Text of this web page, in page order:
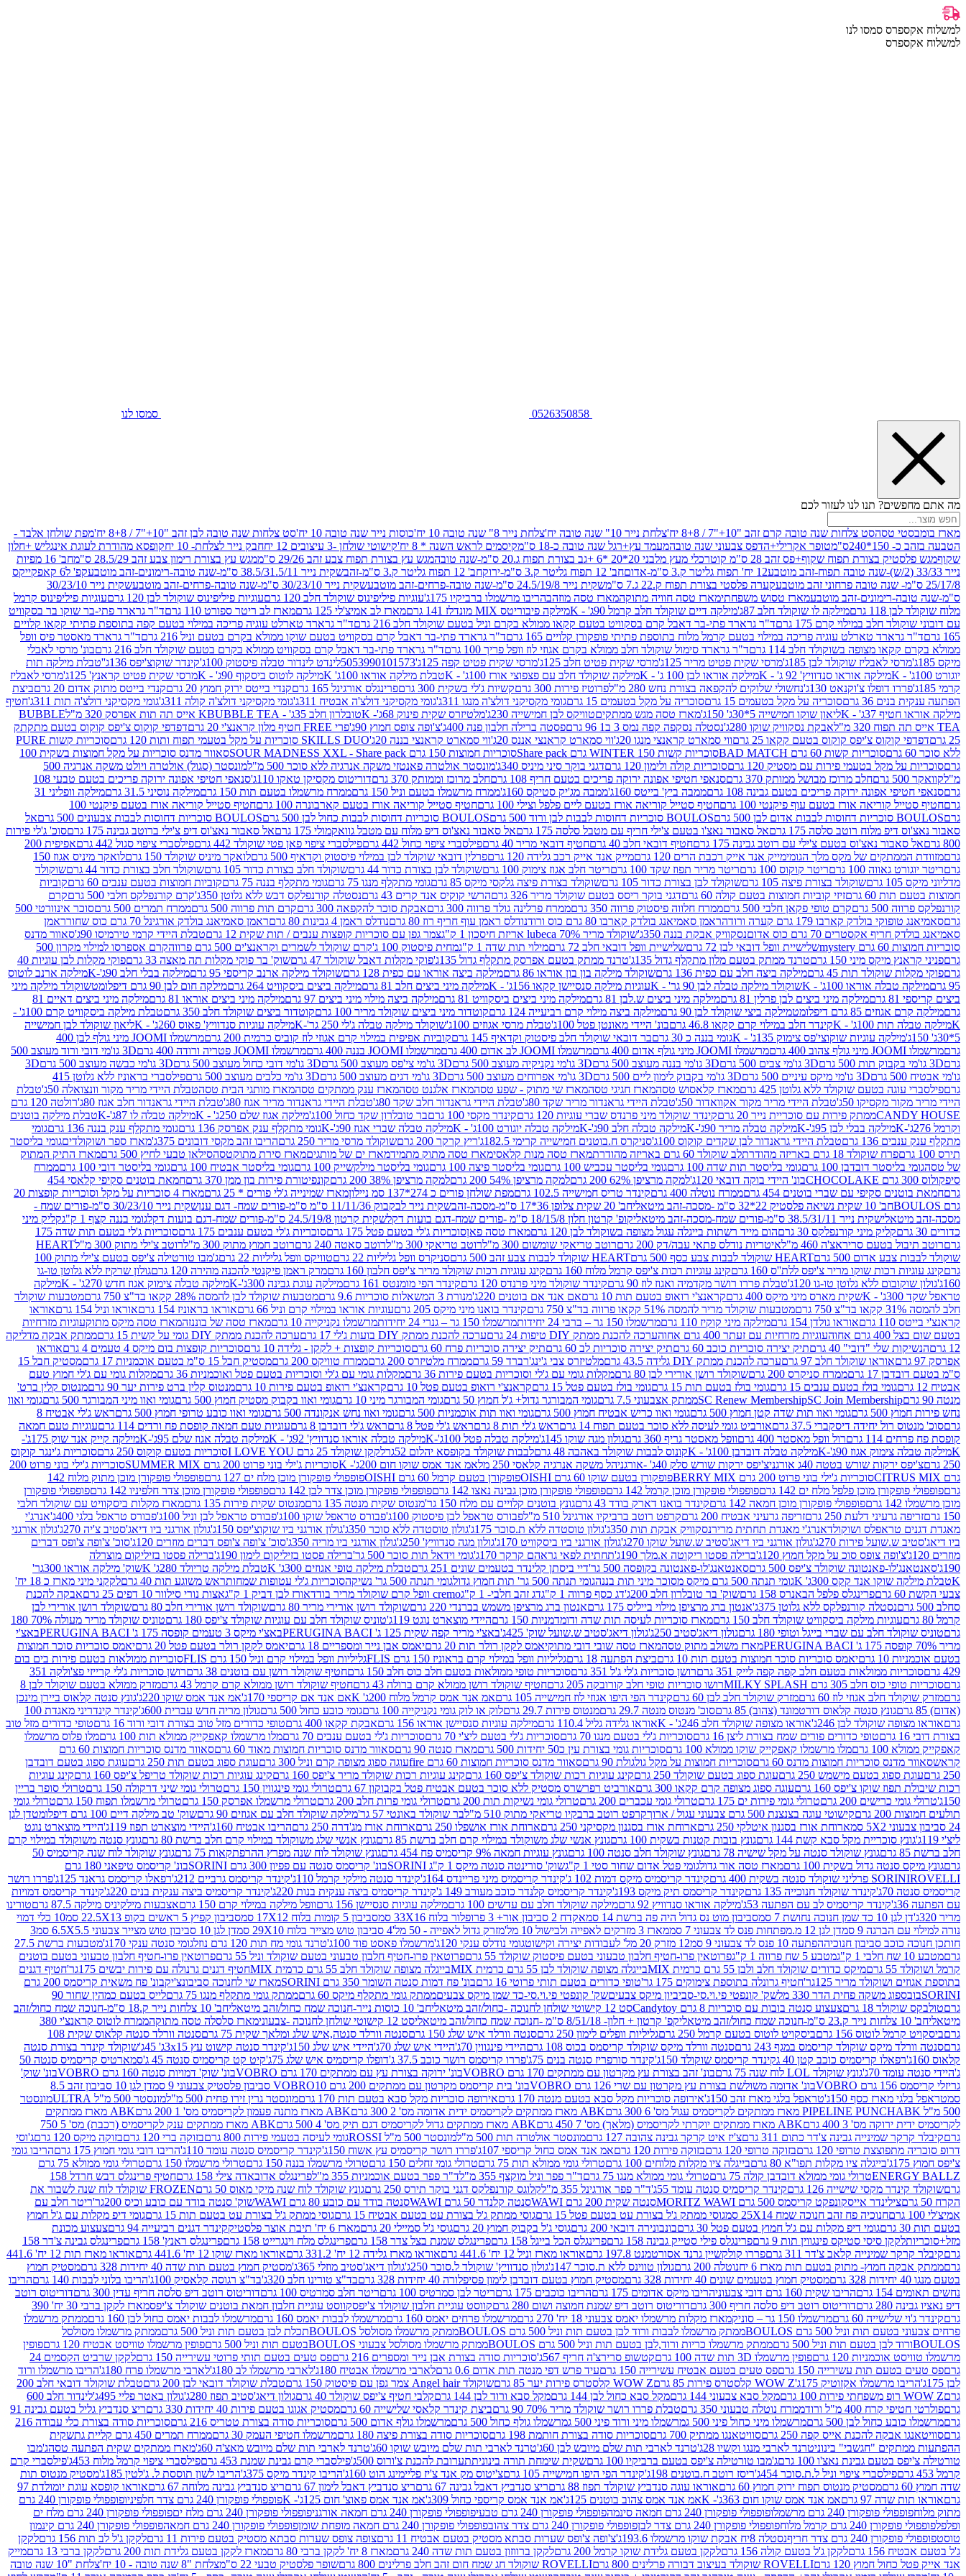
למשלוח אקספרס סמסו לנו
למשלוח אקספרס
0526350858 סמסו לנו
מה אתם מחפשים? תנו לנו לעזור לכם
מארז בומבסטי טסהסט צלחות שנה טובה קרם זהב "10+"7 / 8+8 יח' צלחת נייר 10" שנה טובה יח' צלחת נייר 8" שנה טובה 10 יח' כוסות נייר שנה טובה 10 יח' סט צלחות שנה טובה לבן זהב "10+"7 / 8+8 יח'
מפת שולחן אלבד -
הטבעה בזהב כ- 150*240ס"מ
טופר אקרילי+הדפס צבעוני שנה טובהמעמד עץ+רגל שנה טובה כ-18 ס"מ קיסמים לראש השנה * 8 יח' קישוטי שולחן -3 עיצובים 12 יח חבק נייר לצלחת- 10 יח
קופסא מהודרת לעוגת אינגליש +חלון
שקוףמגש פלסטיק בצורת תפוח שקוף+פס זהב 28 ס"מ קוטר כלי מעץ מלבני 20*20 *6 +גב בצורת תפוח ג.20 ס"מ-שנה טובה מגש עץ בצורת תפוח צבע זהב 29/26 ס"מ מגש עץ בצורת רימון צבע זהב 28.5/29 ס"מ
חב' 16 מפיות
נייר 33/33 (2/ש)-שנה טובה תפוח-זהב מוטבע
12 יח' תפוח גליטר ק.3 ס"מ-אדום חב' 12 תפוח גליטר ק.3 ס"מ-ירוק חב' 12 תפוח גליטר ק.3 ס"מ-זהב שקית נייר 38.5/31.5/11 ס"מ-שנה טובה-רימונים-זהב מוטבע
קפ' ל6 קאפקייקס
25/17/8 ס"מ- שנה טובה פרחוני זהב מוטבע
קערה פלסטי בצורת תפוח ק.22 ג.7 ס"מ שקית נייר 24.5/19/8 ס"מ-שנה טובה-פרחים-זהב מוטבע שקית נייר 30/23/10 ס"מ-שנה טובה-פרחים-זהב מוטבע
שקית נייר 30/23/10
ס"מ-שנה טובה-רימונים-זהב מוטבעמארז טסוש משפחתימארז טסה חוויה מתוקהמארז טסה מוזהבהריבו מרשמלו ברביקיו 175ג' עוגיות פיליפינוס שוקולד חלב 120 גרם עוגיות פיליפינוס שוקולד לבן 120 גרם
עוגיות פיליפינוס קרמל
מלוח שוקולד לבן 118 גרם
מילקה לו שוקולד חלב 87ג' מילקה דיים שוקולד חלב קרמל 90ג' - K מילקה פיבוריטס MIX מונדלז 141 גרם מארז לב אמיצ'לי 125 גרם מארז לב ריטר ספורט 110 גרם
ד"ר גרארד פתי-בר שוקו בר בסקוויט
עם דובוני שוקולד חלב במילוי קרם 175 גרם
ד"ר גרארד פתי-בר דאבל קרם בסקוויט בטעם קקאו ממולא בקרם וניל בטעם שוקולד חלב 216 גרם
ד"ר גרארד טארלט עוגיה פריכה במילוי בטעם קפה בתוספת פתיתי קקאו קלויים
165 גרם
ד"ר גרארד טארלט עוגיה פריכה במילוי בטעם קרמל מלוח בתוספת פתיתי פופקורן קלויים 165 גרם ד"ר גרארד פתי-בר דאבל קרם בסקוויט בטעם שוקו ממולא בקרם בטעם וניל 216 גרם
ד"ר גרארד מאסטר פיס וופל
ממולא בקרם קקאו מצופה בשוקולד חלב 114 גרם
ד"ר גרארד סימול שוקולד חלב ממולא בקרם אגוזי לוז וופל פריך 100 גרם ד"ר גרארד פתי-בר דאבל קרם בסקוויט ממולא בקרם בטעם שוקולד חלב 216 גרם
בונ' מרסי לאבלי
מיקס 185ג'
מרסי לאבליז שוקולד לבן 185ג' מרסי שקית פטיט מריר 125ג' מרסי שקית פטיט חלב 125ג' מרסי שקית פטיט קפה 125ג' 5053990101573לינדט לינדור טבלה פיסטוק 100ג' קינדר שוקוצ'יפס 136ג'
'טבלת מילקה תות
יוגורט 100ג' - K
מילקה אוראו סנדוויץ' 92 ג' - K מילקה אוראו לבן 100 ג' - K מילקה שוקולד חלב עם פצפוצי אורז 100ג' - K טבלת מילקה אוראו 100ג' K מילקה לוטוס ביסקוף 90ג' - K מרסי שקית פטיט קראנץ' 125ג'
מרסי לאבליז
קרמי 185ג'
פררו דופלו צ'וקנאט 130ג' נחשולי שלוקים להקפאה בצורת נחש 280 מ"ל פרוטיז פירות 300 גרם קשיות ג'לי בשקית 300 גרם פרינגלס אורגינל 165 גרם קנדי בייטס ירוק חמוץ 20 גרם קנדי בייטס מתוק אדום 20 גרם
ביצת
הפתעה ענקית בנים 36 גרם
סוכריה על מקל בטעמים 15 גרם סוכריה על מקל בטעמים 15 גרם גומי מקסיקני דולצ'ה מנגו 311ג' גומי מקסיקני דולצ'ה אבטיח 311ג' גומי מקסיקני דולצ'ה קולה 311ג' גומי מקסיקני דולצ'ה תות 311ג'
חטיף
מילקה אוראו חטיף 37ג' - K
ליאון שוקו חמישייה 5*30ג' 150ג' מארז טסה מגש ממתקיםטוויקס לבן חמישייה 230ג' מלטיזרס שקית פינוק 68ג'- K טובלרון חלב 35ג' - K BUBBLE TEA אייס תה תות אפרסק 320 מ"ל
BUBBLE
TEA אייס תה תפוח 320 מ"ל
אבקת נסקוויק שוקו 280ג' נסטלה נסקפה קפה נמס 3 ב1 96 גרם פסטה ברילה חלבון פנה 400ג' צ'ופה צופס חמוץ 90ג' פרי FREE חטיף מלון קראנצ'י 20 גרם
דפדפי קוקוס צ'יפס קוקוס בטעם מתקתק
25 גרם
דפדפי קוקוס צ'יפס קוקוס בטעם קקאו 25 גרם ווי סמארט קראנצי מנגו 20ג' ווי סמארט קראנצי אננס 20ג' ווי סמארט קראנצי בננה 20ג' SKILLS DUO סוכריות על מקל בטעמי תפוח ותות 120 גרם
סוכריות קשות PURE
ללא סוכר 60 גרם
סוכריות קשות 60 גרם BAD MATCH סוכריות קשות WINTER 150 גרם Share pack סוכריות חמוצות 150 גרם SOUR MADNESS XXL - Share pack
סאוור מדנס סוכריות על מקל חמוצות בשקית 100
גרםסוכריות על מקל בטעמי פירות עם מסטיק 120 גרם סוכריות קולה ולימון 120 גרם דגני בוקר סיני מיניס 340ג' מונסטר אולטרה פאנטזי משקה אנרגיה ללא סוכר 500 מ"ל
מונסטר (סגול) אולטרה ויולט משקה אנרגיה 500
מ"לקוואקר 500 גרם חלב מרוכז מבושל ממותק 370 גרם סנאפי חטיפי אפונה ירוקה פריכים בטעם חריף 108 גרם חלב מרוכז וממותק 370 גרם דוריטוס מקסיקן טאקו 110ג'
סנאפי חטיפי אפונה ירוקה פריכים בטעם טבעי 108
גרםסנאפי חטיפי אפונה ירוקה פריכים בטעם גבינה 108 גרם ממבה ביץ' בייטס 160ג' ממבה מג'יק סטיקס 160ג' ממרח מרשמלו בטעם וניל 150 גרם ממרח מרשמלו בטעם תות 150 גרם מילקה נוסיני 31.5 גרם
מילקה וופליני 31
גרםחטיף סטייל קוריאה אורז בטעם עוף פיקנטי 100 גרם חטיף סטייל קוריאה אורז בטעם ליים פלפל וצילי 100 גרם חטיף סטייל קוריאה אורז בטעם קארבונרה 100 גרם
חטיף סטייל קוריאה אורז בטעם פיקנטי 100
גרםBOULOS סוכריות דחוסות לבבות אדום לבן 500 גרם BOULOS סוכריות דחוסות לבבות לבן ורוד 500 גרם BOULOS סוכריות דחוסות לבבות כחול לבן 500 גרם BOULOS סוכריות דחוסות לבבות צבעונים 500 גרם
אל
סאבור נאצ'וס דיפ מלוח רוטב סלסה 175 גרם
אל סאבור נאצ'ו בטעם צ'ילי חריף עם מטבל סלסה 175 גרם אל סאבור נאצ'וס דיפ מלוח עם מטבל גוואקמולי 175 גרם אל סאבור נאצ'וס דיפ צ'ילי ברוטב גבינה 175 גרם
סוכ' ג'לי פירות
800 גרם
אל סאבור נאצ'וס בטעם צ'ילי עם רוטב גבינה 175 גרם חטיף דובאי חלב 40 גרם חטיף דובאי מריר 40 גרם פילסברי ציפוי כחול 442 גרם פילסברי ציפוי פאן פטי שוקולד 442 גרם פילסברי ציפוי סגול 442 גרם
אפיפית 200
גרםמזוודת הממתקים של מקס מלך הגומימייק אנד אייק רכבת הרים 120 גרם מייק אנד אייק רכב גלידה 120 גרם פרלין דובאי שוקולד לבן במילוי פיסטוק וקדאיף 500 גרם לואקר מיניס שוקולד 150 גרם
לואקר מיניס אגוז 150
גרםריטר יוגורט גאווה 100 גרם ריטר קוקוס 100 גרם ריטר מריר תפוז שקד 100 גרם ריטר חלב אגוז צימוק 100 גרם שוקולד לבן בצורת כדור 44 גרם שוקולד חלב בצורת כדור 105 גרם שוקולד חלב בצורת כדור 44 גרם
שוקולד
מדליוני מיקס 105 גרם
שוקולד בצורת פיצה 105 גרם שוקולד לבן בצורת כדור 105 גרם שוקולד בצורת פיצה גלקסי מיקס 85 גרם גומי מתקלף מנגו 75 גרם גומי מתקלף בננה 75 גרם קוביות חמוצות בטעם ענבים 60 גרם
קוביות
חמוצות בטעם תות 60 גרם
זיזי קוביות חמוצות בטעם קולה 60 גרם דגני בוקר ריסס בטעם שוקולד מריר 326 גרם הרשי קוקיס אנד קרים 43 גרם נסטלה קורנפלקס דבש ללא גלוטן 350ג' קרם קורנפלקס חלבי 500 גרם
קרם
קורנפלקס פרווה 500 גרם
קרם טופי פקאן חלבי 500 גרם ממרח חלווה פיסטוק פרווה 350 גרם ממרח פרלינה גולד פרווה 300 גרם אבקת סוכר להקפאה 300 גרם קרם תות פרווה 500 גרם ממרח תמרים 500 גרם
סוכר אינוורטי 500
גרםסאמיאנג טופוקי בולדק קארבו 179 גרם קערה ורודה ראמן סאמיאנג בולדק קארבו 80 גרם כוס ורוד נודלס ראמן עוף חריף רוז 80 גרם נודלס ראמן 4 גבינות 80 גרם ראמן סאמיאנג בולדק אורגינל 70 גרם כוס שחור
ראמן
סאמיאנג בולדק חריף אקסטרים 70 גרם כוס אדום
נסקוויק אבקת בננה 350ג' שוקולד מריר 70% lubeca אריזת חיסכון 1 ק"ג צמר גפן עם סוכריות קופצות ענבים / תות שקית 12 גרם טבלת היידי קרמי טירמיסו 90ג'
סאוור מדנס
סוכריות חמוצות 60 גרם mystery
שלישיית וופל דובאי לבן 72 גרם שלישיית וופל דובאי חלב 72 גרם מילוי תות שדה 1 ק"ג מחית פיסטוק 100 ג' קרם שוקולד לשמרים וקראנצ'ים 500 גרם פרווה
קרם אספרסו למילוי מקרון 500
גרםפניני קראנץ מיקס מיני 150 גרם טרנד ממתק בטעם מלון מתקלף גדול 135ג' טרנד ממתק בטעם אפרסק מתקלף גדול 135ג' פוקי מקלות דאבל שוקולד 47 גרם שוק' בר פוקי מקלות תה מאצה 33 גרם
פוקי מקלות לבן עוגיות 40
גרםפוקי מקלות שוקולד תות 45 גרם מילקה ביצה חלב עם כפית 136 גרם שוקולד מילקה בון בון אוראו 86 גרם מילקה ביצה אוראו עם כפית 128 גרם שוקולד מילקה ארנב קריספי 95 גרם מילקה בבלי חלב 90ג'-K
מילקה ארנב לוטוס
95 גרם
מילקה טבלה אוראו 100ג' - K שוקולד מילקה טבלה לבן 90 גר' - K עוגיות מילקה סנסיישן קקאו 156ג' - K מילקה מיני ביצים חלב 81 גרם מילקה ביצים ביסקוויט 264 גרם מילקה חום לבן 90 גרם דיפלומט
שוקולד מילקה מיני
ביצים קריספי 81 גרם
מילקה מיני ביצים לבן פרלין 81 גרם מילקה מיני ביצים ש.לבן 81 גרם מילקה מיני ביצים ביסקוויט 81 גרם מילקה ביצה מילוי מיני ביצים 97 גרם מילקה מיני ביצים אוראו 81 גרם
מילקה מיני ביצים דאיים 81
גרםמילקה קרם אגוזים 85 גרם דיפלומט מילקה ביצי שוקולד לבן 90 גרם מילקה ביצה מילוי קרם רביעייה 124 גרם קוטדור מיני ביצים שוקולד מריר 100 גרם קוטדור ביצים שוקולד חלב 350 גרם
טבלת מילקה ביסקוויט קרם 100ג' -
Kמילקה טבלה תות 100ג' - K קינדר חלב במילוי קרם קקאו 46.8 גרם בונ' היידי מאונטן פטל 100ג' טבלת מרסי אגוזים 100ג' שוקולד מילקה טבלה ג'לי 250 גר'-K מילקה עוגיות סנדוויץ' פאוס 260ג' - K
ליאון שוקולד לבן חמישייה
5*30ג' 150ג'
מילקה עוגיות שוקוצי'פס צימוק 135ג' - K גומי בננה כ 30 גרם בר דובאי שוקולד חלב פיסטוק וקדאיף 145 גרם קוביות אפיפית במילוי קרם אגוזי לוז קוביס כרמית 200 גרם
מרשמלו JOOMI מיני גולף לבן 400
גרםמרשמלו JOOMI מיני גולף צהוב 400 גרם מרשמלו JOOMI מיני גולף אדום 400 גרם מרשמלו JOOMI לב אדום 400 גרם מרשמלו JOOMI בננה 400 גרם מרשמלו JOOMI פטריה ורודה 400 גרם
3D גו'מי דובי ורוד מעוצב 500
גרם3D גו'מי בקבוק תות 500 גרם 3D גו'מי צבים 500 גרם 3D גו'מי בננה מעוצב 500 גרם 3D גו'מי נקניקיה מעוצב 500 גרם 3D גו'מי צי'פס מעוצב 500 גרם 3D גו'מי דובי כחול מעוצב 500 גרם 3D גו'מי כבשה מעוצב 500 גרם
3D
גו'מי אבטיח 500 גרם
3D גו'מי מיקס עיניים 500 גרם 3D גו'מי בקבוק לימון ליים 500 גרם 3D גו'מי אפרוחים מעוצב 500 גרם 3D גו'מי דגים מעוצב 500 גרם 3D גו'מי כלבים מעוצב 500 גרם
פילסברי בראוניז ללא גלוטן 415
גרםפילסברי עוגה בטעם שוקולד ללא גלוטן 425 גרם מארז קלאסוש טסהמארז חגיגי טסהמארז שי מתוק - שפע טסהמארז אלגנט טסהמארז ענק ממתקים טסהמארז מותגי הבית טסהטבלת היידי מריר מקור וונצואלה 50ג'
טבלת
היידי מריר מקור מקסיקו 50ג'
טבלת היידי מריר מקור אקוואדור 50ג' טבלת היידי גראנדור מריר שקד 80ג' טבלת היידי גראנדור חלב שקד 80ג' טבלת היידי גראנדור מריר אגוז 80ג' טבלת היידי גראנדור חלב אגוז 80ג'
רולטה 120 גרם
CANDY HOUSEממתק פירות עם סוכריית נייר 20 גרם קינדר שוקולד מיני פרנדס שברי עוגיות 120 גרם קינדר מקסי 100 גרם בר טובלרון שקד כחול 100ג' מילקה אגוז שלם 250ג' - K מילקה טבלה לו 87ג'-K
טבלת מילקה בוטנים
וקרמל 276ג'-K
מילקה בבלי לבן 95ג'-K מילקה טבלה מריר 90ג'-K מילקה טבלה חלב 90ג'-K מילקה טבלה יוגורט 100ג' - K מילקה טבלה שברי אגוז 90ג'-K גומי מתקלף ענק אפרסק 136 גרם גומי מתקלף ענק בננה 136 גרם
גומי
מתקלף ענק ענבים 136 גרם
טבלת היידי גראנדור לבן שקדים קוקוס 100ג' סניקרס ח.בוטנים חמישייה קרימי 182.5ג' ריץ קרקר 200 גרם שוקולד מרסי מריר 250 גרם הריבו זהב מקסי דובונים 375ג' מארז ספר ושוקולדיםגומי בליסטר
תירס 100 גרם
פרח שוקולד 18 גרם באריזה מהודרת לב שוקולד 60 גרם באריזה מהודרת מארז טסה מנות קלאסימארז טסה מתוק מתמידמארז ים של מותגיםמארז סירת מתוקטסהסילאן טבעי לחיץ 500 גרם
מארז התיק המתוק
של טסהגומי בליסטר דובדבן 100 גרם גומי בליסטר תות שדה 100 גרם גומי בליסטר עכביש 100 גרם גומי בליסטר פיצה 100 גרם גומי בליסטר מילקשייק 100 גרם גומי בליסטר אבטיח 100 גרם גומי בליסטר דובי 100 גרם
ממרח
סיפקולוס 300 גרם CHOCOLAKE
בונ' היידי בוקה דובאי 120ג' למקה מרציפן 62% 200 גרם למקה מרציפן 54% 200 גרם למקה מרציפן 38% 200 גרם קונפיטורת פירות בון ממן 370 גרם
חמאת בוטנים סקיפי קלאסי 454
גרםחמאת בוטנים סקיפי עם שברי בוטנים 454 גרם ממרח נוטלה 400 גרם קינדר טריס חמישייה 102.5 גרם מפת שולחן פורים כ 274*137 סמ ניילון מארז שמינייה ג'לי פורים * 25 גרם
מארז 4 סוכריות על מקל וסוכריות קופצות 20
גרם BOULOS
חב' 10 שקית נשיאה פלסטיק 22*32 ס"מ -מסכה-זהב מיטאלי חב' 20 שקית צלופן 36*17 ס"מ-מסכה-זהב שקית נייר לבקבוק 11/11/36 ס"מ ס"מ-פורים שמח- דגם ענן
שקית נייר 30/23/10 ס"מ-פורים שמח -
מסכה-זהב מיטאלישקית נייר 38.5/31/11 ס"מ-פורים שמח-מסכה-זהב מיטאלי קופ' קרטון חלון 18/15/8 ס"מ -פורים שמח-דגם בועות דקל שקית קרטון 24.5/19/8 ס"מ-פורים שמח-דגם בועות דקל גומי בננה קצף 1 ק"ג
קליק מיני
כדורים 30 גרם
קליק מיני קורנפלקס 30 גרם הום מייד רשתות בייגלה עגול מצופה בשוקולד לבן 120 גרם מארז טסה פאןסוכריות ג'לי בטעם פטל 175 גרם סוכריות ג'לי בטעם ענבים 175 גרם
סוכריות ג'לי בטעם תות שדה 175
גרםרוטב תיבול בטעם סריראצ'ה 460 מ"ל איטריות נודלס פתאי עבה/דק 200 גרם רוטב טריאקי שומשום 300 מ"ל רוטב טריאקי 300 מ"ל רוטב סאטה 240 גרם רוטב חמוץ מתוק 300 מ"ל רוטב צ'ילי מתוק 300 מ"ל
HEART
שוקולד לבבות צבע אדום 500 גרם
HEART שוקולד לבבות צבע כסף 500 גרם HEART שוקולד לבבות צבע זהב 500 גרם סניקרס וופל גליליות 22 גרם טוויקס וופל גליליות 22 גרם
ג'מבו טורטילה צ'יפס בטעם צ'ילי מתוק 100
גרםקינג עוגיות רכות שוקו מריר צ'יפס ללת''ס 160 גרם קינג עוגיות רכות צ'יפס קרמל מלוח 160 גרם קינג עוגיות רכות שוקולד מריר צ'יפס חלבון 160 גרם מרק ראמן פיקנטי להכנה מהירה 120 גרם
גולון שרקיז ללא גלוטן טו-גו
160ג' גולון שוקובום ללא גלוטן טו-גו 120ג' טבלת פררו רושר מקדמיה ואגוז לוז 90 גרם קינדר שוקולד מיני פרנדס 120 גרם קינדר הפי מומנטס 161 גרם מילקה עוגת גבינה 300ג'-K מילקה טבלה צימוק אגוז חדש 270ג' - K
מילקה
טראפל שקד 300ג' - K
שקית מארס מיני מיקס 400 גרם קראנצ'י רואופ בטעם תות 10 גרם אם אנד אם בוטנים 220ג' מנורת 3 המשאלות סוכריות 9.6 גרם מטבעות שוקולד לבן להמסה 28% קקאו בד"צ 750 גרם
מטבעות שוקולד
חלב להמסה 31% קקאו בד"צ 750 גרם
מטבעות שוקולד מריר להמסה 51% קקאו פרווה בד"צ 750 גרם קינדר בואנו מיני מיקס 205 גרם עוגיות אוראו במילוי קרם וניל 66 גרם אוראו בראוניז 154 גרם אוראו וניל 154 גרם
אוראו
קראנצ'י בייטס 110 גרם
אוראו גולדן 154 גרם מילקה מיני קוקיז 110 גרם מרשמלו 150 גר – ברבי 24 יחידות מרשמלו 150 גר – גנרי 24 יחידות מרשמלו נקניקייה 10 גרם מארז טסה של בוננזהמארז טסה מיקס מתוקעוגיות מזרחיות
בטעם שום בצל 400 גרם אחוה
עוגיות מזרחיות עם זעתר 400 גרם אחוה ערכה להכנת ממתק DIY טיפות 24 גרם ערכה להכנת ממתק DIY בועות ג'לי 17 גרם ערכה להכנת ממתק DIY גומי על קשית 15 גרם
ממתק אבקה מדליקה
12 גרם
הנשיקות שלי "דובי" 40 גרם תיק יצירה סוכריות כוכב 60 גרם תיק יצירה סוכריות לב 60 גרם תיק יצירה סוכריות פרח 60 גרם סוכריות קופצות + לקקן - גלידה 10 גרם סוכריות קופצות בום מיקס 4 טעמים 4 גרם
אוראו
אפרסק 97 גרם
אוראו שוקולד חלב 97 גרם ערכה להכנת ממתק DIY גלידה 43.5 גרם מלטיזרס צבי ג'ינג'רברד 59 גרם ממרח מלטיזרס 200 גרם ממרח טוויקס 200 גרם מסטיק חבל 15 ס"מ בטעם אוכמניות 17 גרם
מסטיק חבל 15
ס"מ בטעם דובדבן 17 גרם
ממרח סניקרס 200 גרם שוקולד רושן אורירי לבן 80 גרם מקלות גומי עם ג'לי וסוכריות בטעם פירות 36 גרם מקלות גומי עם ג'לי וסוכריות בטעם פטל ואוכמניות 36 גרם
מקלות גומי עם ג'לי חמוץ טעם
אבטיח 12 גרם
גומי בולז בטעם ענבים 15 גרם גומי בולז בטעם תות 15 גרם גומי בולז בטעם פטל 15 גרם קראנצ'י רואופ בטעם פטל 10 גרם קראנצ'י רואופ בטעם פירות 10 גרם מנטוס קלין ברט פירות יער 90 גרם
מנטוס קלין ברט'
מנטה 90 גרם
SC Renew MembershipSC Join Membership ממתק אצבעוני 7.5 גרם גומי המבורגר גדול+ ג'ל חמוץ 50 גרם גומי המבורגר מיני 10 גרם גומי ואוו בקבוק מסטיק חמוץ 500 גרם גומי ואוו מיני המבורגר 500 גרם
גומי ואוו
נחש פירות חמוץ 500 גרם
גומי ואוו תות שדה קטן חמוץ 500 גרם גומי ואוו כריש אבטיח חמוץ 500 גרם גומי ואוו תות אוכמניות 500 גרם גומי ואוו נחש אנקונדה 500 גרם גומי ואוו כובע טרופי חמוץ 500 גרם
ראש ג'לי אבטיח 8
גרםסוכ' מנטוס רול יחידה דיסקברי 37.5 גרם אורביט גומי לעיסה ללא סוכר בטעם תפוח 14 גרם ראש ג'לי תות 8 גרם ראש ג'לי פטל 8 גרם ראש ג'לי דובדבן 8 גרם עוגיות טעם חמאה קופסת פח ורדים 114 גרם
עוגיות טעם חמאה
קופסת פח פרחים 114 גרם
רול וופל מאסטר 400 גרם וופל מאסטר גריף 360 גרם גולון מגה שוקו 145ג' מילקה טבלה פטל 100ג'-K מילקה טבלה אוראו סנדוויץ' 92ג' - K מילקה טבלה אגוז שלם 95ג'-K
מילקה קייק אנד שוק 175ג'-
Kמילקה טבלה צימוק אגוז 90ג'-K מילקה טבלה דובדבן 100ג' - K קונוס לבבות שוקולד באהבה 48 גרם לבבות שוקולד בקופסא יהלום 52גר לקקן שוקולד 25 גרם I LOVE YOU סוכריות בטעם קוקוס 250 גרם
סוכריות ג'ינגר קוקוס
250 גרם
צ'יפס ירקות שורש בטטה 40ג אורגני צ'יפס ירקות שורש סלק 40ג' -אורגני הל משקה אנרגיה קלאסי 250 מל אמ אנד אמס שוקו חום 200ג'- K סוכריות ג'ילי בוני פרוט 200 גרם SUMMER MIX
סוכריות ג'ילי בוני פרוט 200
גרם CITRUS MIX
סוכריות ג'ילי בוני פרוט 200 גרם BERRY MIX פופקורן בטעם שוקו 60 גרם OISHI פופקורן בטעם קרמל 60 גרם OISHI פופפולי פופקורן מוכן מלח ים 127 גרם
פופפולי פופקורן מוכן מתוק מלוח 142
גרםפופפולי פופקורן מוכן פלפל מלח ים 142 גרם פופפולי פופקורן מוכן קרמל 142 גרם פופפולי פופקורן מוכן גבינה נאצו 142 גרם פופפולי פופקורן מוכן צדר לבן 142 גרם פופפולי פופקורן מוכן צדר חלפיניו 142 גרם
פופפולי פופקורן
מוכן מרשמלו 142 גרם
פופפולי פופקורן מוכן חמאה 142 גרם קינדר בואנו דארק בודד 43 גרם גונץ בוטנים קלויים עם מלח 150 גר' מנטוס שקית מנטה 135 גרם מנטוס שקית פירות 135 גרם
מארז מקלות ביסקוויט עם שוקולד חלבי
150 גרם
זריפה גרעיני דלעת 250 גרם זריפה גרעיני אבטיח 200 גרם קרפט רוטב ברביקיו אורגינל 510 מ"ל פבורס טראפל לבן פיסטוק 100ג' פבורס טראפל שוקו 100ג' פבורס טראפל לבן וניל 100ג' פבורס טראפל בלגי 400ג'
אנרג'י
מאגדת דגנים טראפלס ושוקולדאנרג'י מאגדת תחתית מרירנסקוויק אבקת תות 350ג' גולון טוסטדה ללא ת.סוכר 175ג' גולון טוסטדה ללא סוכר 350ג' גולון אורגני ביו שוקוצ'יפס 150ג' גולון אורגני ביו דיאג'סטיב צ'יה 270ג'
גולון אורגני
ביו דיאג'סטיב ש.שועל פירות 270ג'
גולון אורגני ביו דיאג'סטיב ש.שועל שוקו 270ג' גולון אורגני ביו ביסקוויט 170ג' גולון מגה סנדוויץ' 250ג' גולון אורגני ביו מריה 350ג' סוכ' צ'ופה צ'ופס דברים מוזרים 120ג'
סוכ' צ'ופה צ'ופס דברים
מוזרים 120ג'
צ'ופה צופס סוכ על מקל חמוץ 120ג' ברילה פסטו ריקוטה א.מלך 190ג' תחתית לפאי גראהם קרקר 170ג' גומי וידאל תות סוכר 500 גר' ברילה פסטו בזיליקום לימון 190ג'
ברילה פסטו בזיליקום מוצרלה
190ג' סאנטאנג'לו-פאנטונה שוקולד צ'יפס 500 גרם סאנטאנג'לו-פאנטונה בקופסה 500 גר' דיי ביסתן קלינדר בטעמים שונים 251 גרם טבלת מילקה טופי אגוזים 300ג' K טבלת מילקה טריולד 280ג' K
שוק' מילקה אוראו 300גר'
Kטבלת מילקה שוקו אנד קקס 300ג' K גומי תנתה 500 גרם מיקס מסוכר מיני תות בננה גומי תנתה 500 גר' תות חמוץ גדול גומי תנתה 500 גר' נשיקה סוכריות ג'לי עטופות שמחותראש משוגע תות 40 גרם
לקקני מיני מארז כ 18 יח'
צבעי הקשת 60 גרם
פרינגלס פלפל הבאנרס 158 גרם שוק' בר טובלרון חלב 200ג' דג כסף פרווה 1 ק"ג דג זהב חלבי- 1 ק"ג cremo וופל קרם שוקולד מריר בודד אורז לבן דביק 1 ק"ג אצות נורי סילוור 10 דפים 25 גרם
אבקה להכנת
סחלב 500 גרם
נסטלה קורנפלקס ללא גלוטן 375ג' אנטון ברג מרציפן מילוי בייליס 175 גרם אנטון ברג מרציפן משמש בברנדי 220 גרם שוקולד רושן אורירי מריר 80 גרם שוקולד רושן אורירי חלב 80 גרם
שוקולד רושן אורירי לבן
קרמל 80 גרם
עוגיות מילקה ביסקוויט שוקולד חלב 150 גרם מארז סוכריות לעיסה תות שדה ודומדמניות 150 גרם היידי מוצארט נוגט 119ג' טוניס שוקולד חלב עם עוגיות שוקולד צ'יפס 180 גרם
טוניס שוקולד מריר מעולה 70% 180
גרםטוניס שוקולד חלב עם שברי בייגל וטופי 180 גרם גולון דיאג'סטיב 250ג' גולון דיאג'סטיב ש.שועל שוק' 425ג' באצ'י מריר קפה שקית 125 ג' PERUGINA BACI באצ'י מיקס 3 טעמים קופסה 175 ג' PERUGINA BACI
באצ'י
מריר 70% קופסה 175 ג' PERUGINA BACI
מארז משולב מתוק טסהמארז טסה שובי דובי מתוקיאמס לקקן רולר תות 20 גרם יאמס אבן נייר ומספריים 18 גרם יאמס לקקן רולר בטעם פטל 20 גרם
יאמס סוכריות סוכר חמוצות
בטעם אוכמניות 10 גרם
יאמס סוכריות סוכר חמוצות בטעם תות 10 גרם ביצת הפתעה 18 גרם גליליות וופל במילוי קרם בראוניז 150 גרם FLIS גליליות וופל במילוי קרם וניל 150 גרם FLIS
סוכריות ממולאות בטעם פירות בים בום
429 גרם
סוכריות ממולאות בטעם חלב קפה קפה לייק 351 גרם רושן סוכריות ג'לי ג'ל 351 גרם סוכריות טופי ממולאות בטעם חלב כוס חלב 150 גרם חטיף שוקולד רושן עם בוטנים 38 גרם
רושן סוכריות ג'לי קרייזי פצ'ולקה 351
גרםסוכריות טופי כוס חלב 305 גרם MILKY SPLASH רושו סוכריות טופי חלב קורובקה 205 גרם חטיף שוקולד רושן ממולא קרם ברולה 43 גרם חטיף שוקולד רושן ממולא קרם קרמל 43 גרם
מזרק ממולא בטעם שוקולד לבן 8
גרםמזרק שוקולד חלב אגוזי לוז 60 גרם מזרק שוקולד חלב לבן 60 גרם קינדר הפי היפו אגוזי לוז חמישייה 105 גרם אמ אנד אמס קרמל מלוח 200ג' K אם אנד אם קריספי 170ג' אמ אנד אמס שוקו 220ג'
גונץ סנטה קלאוס ביירן מינכן
(אדום) 85 גרם
גונץ סנטה קלאוס דורטמונד (צהוב) 85 גרם סוכ' מנטוס מנטה 29.7 גרם מנטוס פירות 29.7 גרם לוק או לוק גומי נקניקייה 100 גרם גומי כובע כחול 500 גרם גולון מריה חדש עברית 600ג'
קינדר קינדריני מאגדת 100
גרםאוראו מצופה שוקולד לבן 246ג' אוראו מצופה שוקולד חלב 246ג' - K אוראו גלידה גליל 110.4 גרם מילקה עוגיות סנסיישן אוראו 156 גרם אבקת קקאו 400 גרם טופי כדורים מזל טוב בצורת דובי ורוד 16 גרם
טופי כדורים מזל טוב
בצורת דובי 16 גרם
טופי כדורים פורים שמח בצורת ליצן 16 גרם סוכריות ג'לי בטעם מנגו 70 גרם סוכריות ג'לי בטעם ליצ'י 70 גרם סוכריות ג'לי בטעם ענבים 70 גרם מלו מרשמלו קאפקייק ממולא תות 100 גרם
מלו פלוס מרשמלו
קאפקייק ממולא 100 גרם
מלו מרשמלו קאפקייק שוקו ממולא 100 גרם סוכריות גומי בצורת עין כ50 יחידות 500 גרם מארז סנטה 90 גרם סאוור מדנס סוכריות חמוצות מאוד 60 גרם
סאוור מדנס סוכריות חמוצות 60 גרם
קראשסאוור מדנס סוכריות חמוצות מדנס 60 גרם סוכריות חמוצות על מקל גולגולת 90 גרם סאוור מדנס סוכריות חמוצות 60 גרם fire עוגה ספוג מצופה קרם וניל 300 גרם עוגת ספוג בטעם תות 250 גרם
עוגת ספוג בטעם דובדבן
250 גרם
עוגת ספוג בטעם מישמש 250 גרם עוגת ספוג בטעם שוקולד 250 גרם קינג עוגיות רכות שוקולד צ'יפס 160 גרם קינג עוגיות רכות שוקולד מריר צ'יפס 160 גרם קינג עוגיות רכות שוקולד טריפל צ'יפס 160 גרם
קינג עוגיות
רכות שיבולת תפוז שוקו צ'יפס 160 גרם
עוגה ספוג מצופה קרם קקאו 300 גרם אורביט רפרשרס מסטיק ללא סוכר בטעם אבטיח פטל בקבוקון 67 גרם טרולי גומי פינגווין 150 גרם טרולי גומי שיני דרקולה 150 גרם
טרולי סופר בריין
150ג' טרולי גומי כרישים 200 גרם טרולי גומי פירות ים 175 גרם טרולי גומי עכברים 200 גרם טרולי גומי נשיקות תות 200 גרם טרולי גומי פרות חלב 200 גרם טרולי מרשמלו אפרסק 150 גרם טרולי מרשמלו תפוח 150 גרם
טרולי גומי
תולעים חמוצות 200 גרם
קישוטי עוגה בצנצנת 500 גרם צבעוני עגול / ארוך קרפט רוטב ברבקיו טריאקי מתוק 510 מ"ל בר שוקולד באונטי 57 גר' מילקה שוקולד חלב עם אגוזים 90 גרם שוק' טב מילקה דיים 100 גרם דיפלומט
דן לגן
24 סביבון צבעוני 5X2 סמ
ארוחת אורז בסגנון איטלקי 250 גרם ארוחת אורז בסגנון מקסיקני 250 גרם ארוחת אורז אושפלו 250 גרם ארוחת אורז מג'דרה 250 גרם הריבו אבטיח 160ג' היידי מוצארט תפוז 119ג'
היידי מוצארט נוגט
ליצ'י 119ג'
גונץ סוכריית מקל סבא קשת 144 גרם גונץ בובות קטנות בשקית 100 גרם גונץ אנשי שלג משוקולד במילוי קרם חלב ברשת 85 גרם גונץ אנשי שלג משוקולד במילוי קרם חלב ברשת 80 גרם
גונץ סנטה משוקולד במילוי קרם
חלב ברשת 85 גרם
גונץ שוקולד סנטה על מקל שישיה 78 גרם גונץ שוקולד חלב סנטה 100 גרם גונץ עוגיות חמאה 9% קריסמיס פח 454 גרם גונץ שוקולד לוח שנה מפרץ ההרפתקאות 75 גרם
גונץ שוקולד לוח שנה קריסמיס 50
גרםגונץ מיקס סנטה גדול בשקית 100 גרם מארז טסה אור גדולגומי פטל אדום שחור סטי 1 ק"ג שוק' סורינטה סנטה מיקס 1 ק"ג SORINI בונ' קריסמס סנטה עם פפיון 300 גרם SORINI
בונ' קריסמס טיפאני 180 גרם
SORINIROVELLI פרליני שוקולד סנטה בשקית 400 גרם קינדר קריסמיס מיקס דמות 102 ג' קינדר קריסמיס מיני פריינדס 164ג' קינדר סנטה מילקי קרמל 110ג' קינדר קריסמס גרביים 212ג' רפאלו קריסמס גראנד 125ג'
פררו רושר
קריסמיס סנטה 70ג'
קינדר שוקולד חנוכייה 135 גרם קינדר קריסמס תיק מיקס 193ג' קינדר קריסמיס קלנדר כוכב מעורב 149 ג' קינדר קריסמיס ביצה ענקית בנות 220ג' קינדר קריסמיס ביצה ענקית בנים 220ג'
קינדר קריסמס דמויות
עם הפתעה 36ג'
קינדר קריסמיס לב עם הפתעה 53ג' מילקה אוראו סנדוויץ 92 גרם מילקה שוקולד חלב עם עדשים 100 גרם מילקה עוגיות סנסיישן 156 גרם וופל מילקה במילוי קרם 150 גרם אצבעות מילקיניס מילקה 87.5 גרם
טורינו
מריר 320ג'
דן לגן 10 כד שמן חנוכה נחושת 7 סמ סביבון מוט נס גדול היה פה ברשת 14 סמ אקדח 2 סביבון אור+ 3 פרופלור בלוח 33X16 סמ סביבון 5 קומות בלוח 17X12 סמ סביבון קפיץ 5 ראשים בקופ 22.5X13 סמ
10 כלי דמוי
נורה למילוי עם הברגה 9 סמ
דן לגן 12 מ.מפתחות פנס לד צבעוני 7 סמ מארז 3 מזרקים לאפייה ולבישול 10 מל' מזרק גדול לאפייה - 50 מל' 4 סביבון טוש מצייר בלוח 29X10 סמ דן לגן 10 סביבון טוש מצייר צבעוני 6.5X5.5 סמ
3
חותכן חנוכה כוכב סביבון חנוכיההפתעה 10 פנס לד צבעוני 9 סמ 12 מזרק 20 מל' לעבודות יצירה וקישוט גומי נודלס ענקי 120ג' מרשמלו פאסט פוד 100ג' טרנד גומי מח תות 120 גרם נוזל גומי סנטה ענקי 170ג'
מטבעות ברשת 27.5
גרםמטבע 10 שח חלבי 1 ק"ג מטבע 5 שח פרווה 1 ק"ג פרוטאין פרו-חטיף חלבון טבעוני בטעם פיסטוק שוקולד 55 גרם פרוטאין פרו-חטיף חלבון טבעוני בטעם שוקולד וניל 55 גרם
פרוטאין פרו-חטיף חלבון טבעוני בטעם בוטנים
קרמל ושוקולד 55 גרם
מיקס כדורים שוקולד חלב ולבן 55 גרם כרמית MIX בייגלה מצופה שוקולד לבן 55 גרם כרמית MIX בייגלה מצופה שוקולד חלב 55 גרם כרמית MIX חטיף דגנים גרנולה עם פירות יבשים 175גר'
חטיף דגנים
בתוספת אגוזים ושוקולד מריר 125גר'
חטיף גרונלה בתוספת צימוקים 175 גר' טופי כדורים בטעם תותי פרוטי 16 גרם בונ' פח דמות סנטה השומר 350 גרם SORINI מארז שי לחנוכה סביבונצ'יק
בונ' פח משאית קריסמס 200 גרם
SORINIבובספוג משקה פחית הדר 330 מל שק' קונפטי פי.וי.סי-סביביון מיקס צבעיםשק' קונפטי פי.וי.סי-כד שמן מיקס צבעיםממתק גומי מתקלף מיקס 60 גרם ממתק גומי מתקלף מנגו 75 גרם
לייס בטעם כמהין שחור 90
גרםטולבקס שוקולד 18 גרם צעצוע סנטה בובות עם סוכריות 8 גרם Candytoy סט 12 קישוטי שולחן לחנוכה -כחול/זהב מיטאלי חב' 10 כוסות נייר-חנוכה שמח כחול/זהב מיטאלי
חב' 10 צלחות נייר ק.18 ס"מ-חנוכה שמח כחול/זהב
מיטאליחב' 10 צלחות נייר ק.23 ס"מ-חנוכה שמח כחול/זהב מיטאלי קפ' קרטון + חלון- 8/51/18 ס"מ -חנוכה שמח כחול/זהב מיטאלי סט 12 קישוטי שולחן לחנוכה -צבעוני מארז סלסלה טסה מתוקה
ממרח לוטוס קראנצ'י 380
גרםביסקויט קרמל לוטוס 156 גרם ביסקויט לוטוס בטעם קרמל 250 גרם גליליות וופלים לימון 250 גרם סנטה וורלד איש שלג 150 גרם סנטה וורלד סנטה,איש שלג ומלאך שקית 75 גרם
סנטה וורלד סנטה קלאוס שקית 108
גרםסנטה וורלד מיקס שוקולד קריסמס במגף 243 גרם סנטה וורלד מיקס שוקולד קריסמס בכוס 108 גרם היידי פינגווין 70ג' היידי איש שלג 70ג' היידי איש שלג 150ג' קינדר סנטה קישוט עץ 3x15ג' 45ג'
שוקולד קינדר בצורת סנטה
קלאוס 160ג'
רפאלו קריסמיס כוכב קטן 40 ג קינדר קריסמס שוקולד 150ג' קינדר סורפריז סנטה בנים 75ג' פררו קריסמס רושר כוכב 37.5 ג' דופלו קריסמיס איש שלג 75ג' קיט קט קריסמיס סנטה 45 ג'
סמארטיס קריסמיס סנטה 50
ג'היידי סנטה עומד 70ג' גונץ שוקולד LOL לוח שנה 75 גרם בונ' זהב בצורת עץ מקרטון עם ממתקים 170 גרם VOBRO בונ' ירוקה בצורת עץ עם ממתקים 170 גרם VOBRO בונ' שוק' דמויות סנטה 160 גרם VOBRO
בונ' שוק'
גריזלי קריסמס 156 גרם VOBRO
בונ' אדומה משולשת בצורת עץ מקרטון עם שרי 126 גרם VOBRO בונ' בית קריסמס מקרטון עם ממתקים 200 גרם VOBRO 10 סביבון פלסטיק צבעוני 9 סמ
דן לגן 10 סביבון זהב 8.5
סמטראפל בלגי מארז כסף 150ג' טראפל בלגי מארז זהב 150ג' אירופה סוכריות מקל סבא בטעם מנטה 170 גרם אירופה סוכריות מקל סבא בטעם תות 170 גרם מונסטר גרין זירו פחית 500 מ"ל מונסטר 500 מ"ל ULTRA
מונסטר
500 מ"ל PIPELINE PUNCH
ABK מארז ממתקים לקריסמיס עגול מס' 6 300 גרם ABK מארז ממתקים לקריסמיס ידית אדומה מס' 2 300 גרם ABK מארז מתנה פעמון לקריסמיס מס' 1 200 גרם
ABK מארז ממתקים
לקריסמיס ידית ירוקה מס' 3 400 גרם
ABK מארז ממתקים יוקרתי לקריסמיס (מלאך) מס' 7 450 גרם ABK מארז ממתקים גדול לקריסמיס דגם תיק מס' 4 500 גרם
ABK מארז ממתקים ענק לקריסמיס (רכבת) מס' 5 750
גרםקיבלר קרקר שמינייה גבינה צ'דר כתום 311 גרם צ'יז איט קרקר גבינה צהובה 127 גרם מונסטר אולטרה תות 500 מ"ל מונסטר 500 מ"ל ROSSI גומי לעיסה בטעמי פירות 800 גרם בזוקה ברי 120 גרם בזוקה מיקס 120 גרם
ג'וסי
דרופ סוכריה מתפוצצת טרופי 120 גרם
בזוקה טרופי 120 גרם בזוקה פירות 120 גרם אמ אנד אמס כחול קריספי 107ג' פררו רושר קריסמיס עץ אשוח 150ג' קינדר קריסמיס סנטה עומד 110ג' הריבו דובי גומי חמוץ 175 גרם
הריבו גומי
צ'יפס חמוץ 175ג'
בייגלה ציו מקלות תפו"א 80 גרם בייגלה ציו מקלות מלוחים 100 גרם טרולי גומי ממולא תות 75 גרם טרולי גומי זחלים 150 גרם טרולי מרשמלו בננה 150 גרם טרולי מרשמלו 150 גרם
טרולי גומי ממולא 75 גרם
ENERGY BALLZטרולי גומי ממולא דובדבן קולה 75 גרם טרולי גומי ממולא מנגו 75 גרם ד"ר פפר וניל מוקצף 355 מ"ל ד"ר פפר בטעם אוכמניות 355 מ"ל פרינגלס אדובאדה צילי 158 גרם
חטיף פרינגלס דבש חרדל 158
גרםשוקולד קינדר מקסי שישייה 126 גרם קינדר קריסמיס סנטה עומד 55ג' ד"ר פפר אורגינל 355 מ"ל קלוגס קורנפלקס דגני בוקר תירס 250 גרם גונץ שוקולד לוח שנה מיקי מאוס 50 גרם
FROZEN שוקולד לוח שנה לשבור את
הקרח 50 גרם
צילינדר אייסקונפקט קריסמס 500 גרם MORITZ WAWI סנטה שקית 200 גרם WAWI סנטה קלנדר 50 גרם WAWI סנטה בודד עם כובע 80 גרם WAWI שוק' סנטה בודד עם כובע וכיס 200גר'
ריטר חלב עם
אמיצ'לי 100 גרם
חנוכיה פח זהב חנוכה שמח 25X14 סמ גוסי ממתק ג'ל בצורת עט בטעם פטל 15 גרם גוסי ממתק ג'ל בצורת עט בטעם אבטיח 15 גרם גוסי ממתק ג'ל בצורת עט בטעם תות 15 גרם
גומי דיפ מקלות עם ג'ל חמוץ
בטעם תות 30 גרם
גומי דיפ מקלות עם ג'ל חמוץ בטעם פטל 30 גרם בונבונירה דובאי 200 גרם גוסי ג'ל בקבוק חמוץ 20 גרם גוסי ג'ל סמיילי 20 גרם מארז 6 יח' תיבת אוצר פלסטיק קינדר דגנים רביעייה 94 גרם
צעצוע מכונת
מזל+סוכריותלקקן סיסי סטיקס פינגווין תות 9 גרם פרינגלס פילי סטייק גבינה 158 גרם פרינגלס הכל בייגל 158 גרם פרינגלס שמנת בצל צדר 158 גרם פרינגלס מלח וינגרייט 158 גרם פרינגלס ראנץ' 158 גרם
פרינגלס גבינה צ'דר 158
גרםקיבלר קרקר שמינייה קלאב צ'דר 311 גרם פררו קולקשיין גרנד אסורטמנט 197.8 גרם אוראו מארז וניל 12 יח' 441.6 גרם אוראו מארז גלידה 12 יח' 331.2 גרם אוראו מארז שוקו 12 יח' 441.6 גרם
אוראו מארז תות 12 יח' 441.6
גרםממתק אבקה חמוץ- מתוק בטעם תות מארז 6 יח נוטלה 200 גרם גולון טווינס ללא ת.סוכר 147ג' גולון סנדוויץ' שוקולד ל.סוכר 250ג' גולון דיאג'סטיב מוזלי 365ג' מסטיק חמוץ בטעם תות שדה 40 יחידות 328 גרם
מסטיק חמוץ
בטעם מנגו 40 יחידות 328 גרם
מסטיק חמוץ בטעמים שונים 40 יחידות 328 גרם מסטיק חמוץ בטעם דובדבן לימון פסיפלורה 40 יחידות 328 גרם בד"צ טורינו חלב 320ג' בד"צ רגוסה קלאסיק 100ג' הריבו בלוני לבבות 140 גרם
הריבו
נחשים תאומים 154 גרם
הריבו שקית 160 גרם דובי צבעוני הריבו מיקס אדומים 175 גרם הריבו כוכבים 175 גרם ריטר לבן סמרטיס 100 גרם ריטר חלב סמרטיס 100 גרם דוריטוס רוטב דיפ סלסה חריף עדין 300 גרם
דוריטוס רוטב
דיפ נאציו גבינה 280 גרם
דוריטוס רוטב דיפ סלסה חריף 300 גרם דוריטוס רוטב דיפ שמנת חמוצה ושום 280 גרם קווסט עוגיית חלבון שוקולד צ'יפסקווסט עוגיית חלבון חמאת בוטנים שוקולד צ'יפס
מארז לקקן ברבי 30 יח' 390
גרםקינדר ג'וי שלישייה 60 גרם מרשמלו 150 גר – סוניק מארז מקלות מרשמלו יאמס צבעוני 18 יח' 270 גרם מרשמלו פרחים יאמס 160 גרם מרשמלו לבבות יאמס 160 גרם מרשמלו לבבות יאמס כחול לבן 160 גרם
ממתק מרשמלו
פרחים צבעוני בטעם תות וניל 500 גרם BOULOS
ממתק מרשמלו לבבות ורוד לבן בטעם תות וניל 500 גרם BOULOS ממתק מרשמלו מסולסל BOULOSתכלת לבן בטעם תות וניל 500 גרם
ממתק מרשמלו מסולסל
BOULOSורוד לבן בטעם תות וניל 500 גרם
ממתק מרשמלו כריות ורוד,לבן בטעם תות וניל 500 גרם BOULOS ממתק מרשמלו מסולסל צבעוני BOULOSבטעם תות וניל 500 גרם פופין מרשמלו טוויסט אבטיח 120 גרם
פופין
מרשמלו טוויסט אוכמניות 120 גרם
פופין מרשמלו 3D תות שדה 100 גרם קטשופ סרירצ'ה חריף 567ג' סוכריות סודה בצורת אבן נייר ומספרים 216 גרם פס טעים בטעם תותי פרוטי עשירייה 150 גרם
לקקן שרביט הקסמים 24
גרםפס טעים בטעם תות עשירייה 150 גרם פס טעים בטעם אבטיח עשירייה 150 גרם עיד פרש דפי מנטה תות אדום 0.6 גרם לארבי מרשמלו אבטיח 180ג' לארבי מרשמלו לב 180ג' לארבי מרשמלו פרח 180ג'
הריבו מרשמלו ורוד
לבן 175ג'
הריבו מרשמלו אקזוטיק 175ג' WOW Z קלסטרס פירות 85 גרם WOW Z קלסטרס פירות יער 85 גרם שוקולד Angel hair צמר גפן עם פיסטוק 150 גרם טבלת שוקולד דובאי לבן 200 גרם
טבלת שוקולד דובאי חלב 200
גרםWOW Z רופ משפחתי פירות 100 גרם מקל סבא צבעוני 144 גרם מקל סבא כחול לבן 144 גרם מקל סבא ורוד לבן 144 גרם קלבי חטיף צ'יפס שוקולד 40 גרם גולון דיאג'סטיב תפוז 280ג' גולון באטר פליי 495ג'
לינדור חלב 600
גרםפולרטי חטיפי קרח 400 מ"ל ורוד ממרח נוטלה טבעוני 350 גרם טבלת פררו רושר שוקולד מריר 70% 90 גרם ביצת קינדר קלאסי שלישייה 60 גרם מסטיק אגוגו בטעם פירות 40 יחידות 330 גרם
ריצ סנדביץ גליל בטעם גבינה 91
גרםמרשמלו כובע כחול לבן 500 גרם מרשמלו מיני כחול פיני 500 ג מרשמלו מיני ורוד פיני 500 ג מרשמלו גולף כחול 500 גרם מרשמלו גולף אדום 500 גרם סוכריות סודה בצורת טטריס 216 גרם
סוכריות סודה בצורת כלי עבודה 216
גרםסוויטאנגו אבקה להכנת אייס קפה 250 גרם סוויטאנגו ממתיק 700 גרם סוכריות סודה בצורת חותמת 198 גרם סוכריות סודה בצורת פיצה 180 גרם מרשמלו חטיפי העמק 30 גרם ממרח תמרים 450 גרם קליית גת
שקית
ההפתעות ממתקים "חגשבי" בינוניטרנד לארבי מנגו וקשיו 28ג' טרנד לארבי תות שלם מיובש לבן 60ג' טרנד לארבי תות שלם מיובש שוקו 60ג' טרנד לארבי תות שלם מיובש מאצ'ה 60ג' מארז ממתקים שקית הפתעה טסהג'מבו
טורטילה צ'יפס בטעם גבינת נאצ'ו 100 גרם
ג'מבו טורטילה צ'יפס בטעם ברביקיו 100 גרם שקית שימחת תורה בינוניתתערובת להכנת צ'ורוס 500ג' פילסברי קרם גבינת שמנת 453 גרם פילסברי ציפוי קרמל מלוח 453ג'
פילסברי קרם
קרמל 453 גרם
פילסברי ציפוי וניל ל.ת.סוכר 454ג' ריסז רוטב ח.בוטנים 198ג' קינדר הפי היפו חמישייה 105 גרם צ'יטוס מק אנד צ'יז פליימינג הוט 160ג' הריבו קינדר מיקס 375ג' הריבו לשון תוססת ל. ג'לטין 185ג'
מסטיק מנטוס תות
שדה חמוץ 60 גרם
מסטיק מנטוס תפוח ירוק חמוץ 60 גרם אוראו עוגה סנדביץ שוקולד תפוז 88 גרם ריצ סנדביץ דאבל גבינה 67 גרם ריצ סנדביץ דאבל לימון 67 גרם ריצ סנדביץ גבינה מלוחה 67 גרם
אוראו קופסא עוגת יומולדת 97
גרםאוראו תות שדה 97 גרם אמ אנד אמס שוקו חום 363ג'- K אמ אנד אמס צהוב בוטנים 125ג' אמ אנד אמס קריספי כחול 309ג' אמ אנד אמס פאוצ' חום 125ג'- K פופפולי פופקורן 240 גרם צדר חלפיניו
פופפולי פופקורן 240 גרם
מתוק מלוחפופפולי פופקורן 240 גרם מרשמלו פופפולי פופקורן 240 גרם חמאה סינמה פופפולי פופקורן 240 גרם טבעי פופפולי פופקורן 240 גרם חמאה אורגני פופפולי פופקורן 240 גרם מלח ים
פופפולי פופקורן 240 גרם מלח ים
ופלפלפופפולי פופקורן 240 גרם קרמל מלוח פופפולי פופקורן 240 גרם צדר לבן פופפולי פופקורן 240 גרם צדר צהוב פופפולי פופקורן 240 גרם חמאה מופחת שומן פופפולי פופקורן 240 גרם חמאה
פופפולי פופקורן 240 גרם קינמון
טוסטפופפולי פופקורן 240 גרם צדר חריף נסטלה 8יח אבקת שוקו מרשמלו 193.6ג' צ'ופה צ'ופס שערות סבתא מסטיק בטעם אבטיח 11 גרם צופה צופס שערות סבתא מסטיק בטעם פירות 11 גרם לקקן ג'ל לב תות 156 גרם
לקקן
ג'ל בטעם אבטיח 156 גרם
לקקן ג'ל בטעם קולה 156 גרם לקקן בטעם גלידת שוקו קרמל 200 גרם לקקן ברווזון בטעם תות שדה 240 גרם מארז 8 יח' לקקן ברבי 80 גרם מארז לקקן בטעם גלידת תות 200 גרם לקקן ברבי 13 גרם
מייק
אנד אייק פטל כחול חמוץ 120 גרם
ROVELLI שוקולד בעיצוב דבורה פרלינים 800 גרם ROVELLI שוקולד חג שמח חום זהב חלב פרלינים 800 גרם שופר פלסטיק טבעי 22 ס"מ צלחת "8 שנה טובה - 10 יח'
צלחת "10 שנה טובה